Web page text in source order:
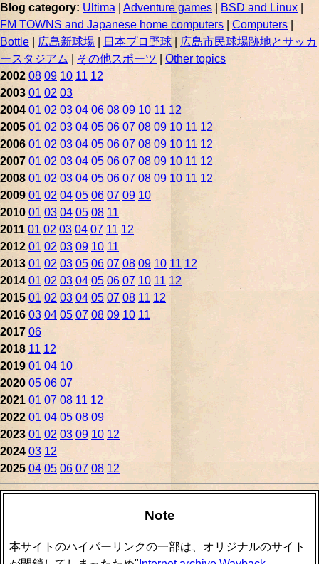
Blog category: Ultima Adventure games BSD and Linux
FM TOWNS and Japanese home computers
Computers
Bottle
広島新球場 日本プロ野球
広島市民球場跡地とサッカ
ースタジアム
その他スポーツ
Other topics
2002 08 09 10 11 12
2003 01 02 03
2004 01 02 03 04 06 08 09 10 11 12
2005 01 02 03 04 05 06 07 08 09 10 11 12
2006 01 02 03 04 05 06 07 08 09 10 11 12
2007 01 02 03 04 05 06 07 08 09 10 11 12
2008 01 02 03 04 05 06 07 08 09 10 11 12
2009 01 02 04 05 06 07 09 10
2010 01 03 04 05 08 11
2011 01 02 03 04 07 11 12
2012 01 02 03 09 10 11
2013 01 02 03 05 06 07 08 09 10 11 12
2014 01 02 03 04 05 06 07 10 11 12
2015 01 02 03 04 05 07 08 11 12
2016 03 04 05 07 08 09 10 11
2017 06
2018 11 12
2019 01 04 10
2020 05 06 07
2021 01 07 08 11 12
2022 01 04 05 08 09
2023 01 02 03 09 10 12
2024 03 12
2025 04 05 06 07 08 12
Note
本サイトのハイパーリンクの一部は、オリジナルのサイト